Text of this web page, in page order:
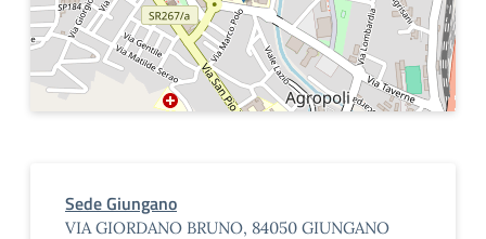
Sede Giungano
VIA GIORDANO BRUNO, 84050 GIUNGANO